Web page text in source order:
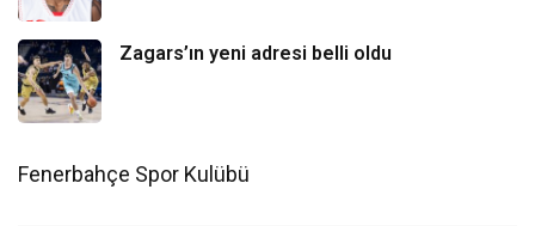
Zagars’ın yeni adresi belli oldu
Fenerbahçe Spor Kulübü